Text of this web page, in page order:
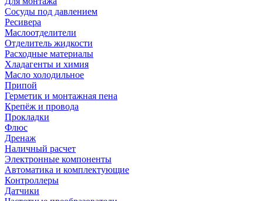
Сосуды под давлением
Ресивера
Маслоотделители
Отделитель жидкости
Расходные материалы
Хладагенты и химия
Масло холодильное
Припой
Герметик и монтажная пена
Крепёж и провода
Прокладки
Флюс
Дренаж
Наличный расчет
Электронные компоненты
Автоматика и комплектующие
Контроллеры
Датчики